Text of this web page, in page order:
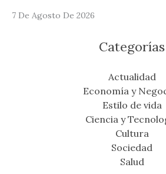
7 De Agosto De 2026
Categorías
Actualidad
Economía y
Estilo de vida
Ciencia y
Cultura
Sociedad
Salud